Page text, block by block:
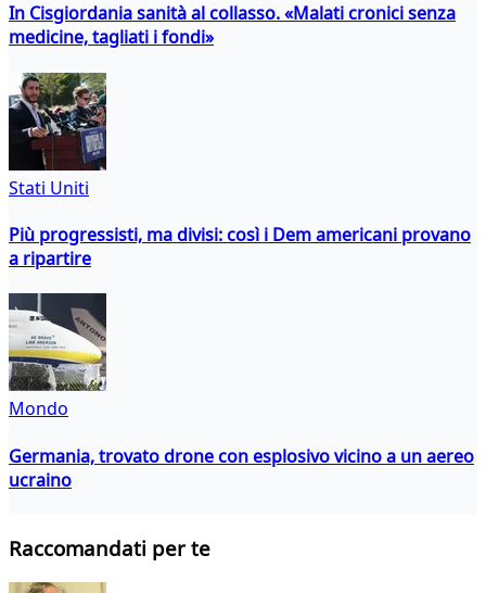
In Cisgiordania sanità al collasso. «Malati cronici senza
medicine, tagliati i fondi»
Stati Uniti
Più progressisti, ma divisi: così i Dem americani provano
a ripartire
Mondo
Germania, trovato drone con esplosivo vicino a un aereo
ucraino
Raccomandati per te